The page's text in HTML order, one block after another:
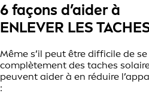
6 façons d’aider à
ENLEVER LES
Même s’il peut être difficile de
complètement des taches
peuvent aider à en réduire
: